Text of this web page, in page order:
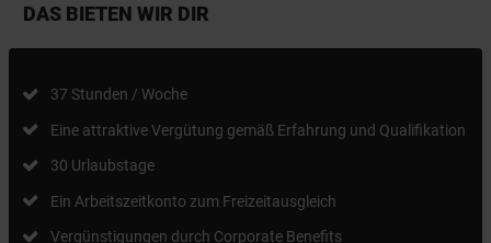
DAS BIETEN WIR DIR
37 Stunden / Woche
Eine attraktive Vergütung gemäß Erfahrung und Qualifikation
30 Urlaubstage
Ein Arbeitszeitkonto zum Freizeitausgleich
Vergünstigungen durch Corporate Benefits